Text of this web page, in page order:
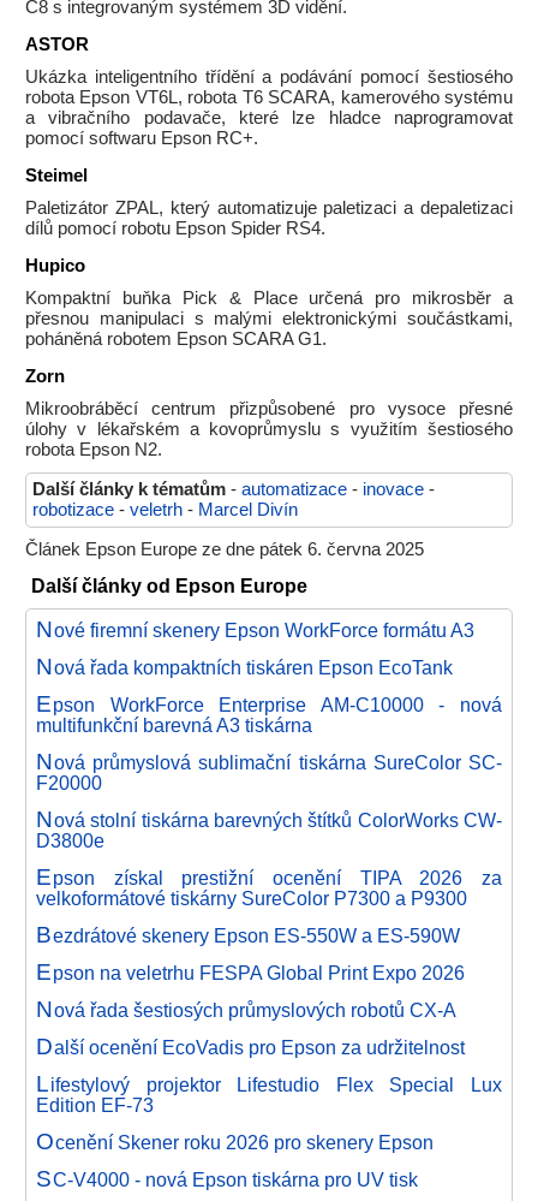
C8 s integrovaným systémem 3D vidění.
ASTOR
Ukázka inteligentního třídění a podávání pomocí šestiosého
robota Epson VT6L, robota T6 SCARA, kamerového systému
a vibračního podavače, které lze hladce naprogramovat
pomocí softwaru Epson RC+.
Steimel
Paletizátor ZPAL, který automatizuje paletizaci a depaletizaci
dílů pomocí robotu Epson Spider RS4.
Hupico
Kompaktní buňka Pick & Place určená pro mikrosběr a
přesnou manipulaci s malými elektronickými součástkami,
poháněná robotem Epson SCARA G1.
Zorn
Mikroobráběcí centrum přizpůsobené pro vysoce přesné
úlohy v lékařském a kovoprůmyslu s využitím šestiosého
robota Epson N2.
Další články k tématům - automatizace - inovace -
robotizace - veletrh - Marcel Divín
Článek Epson Europe ze dne pátek 6. června 2025
Další články od Epson Europe
Nové firemní skenery Epson WorkForce formátu A3
Nová řada kompaktních tiskáren Epson EcoTank
Epson WorkForce Enterprise AM-C10000 - nová
multifunkční barevná A3 tiskárna
Nová průmyslová sublimační tiskárna SureColor SC-
F20000
Nová stolní tiskárna barevných štítků ColorWorks CW-
D3800e
Epson získal prestižní ocenění TIPA 2026 za
velkoformátové tiskárny SureColor P7300 a P9300
Bezdrátové skenery Epson ES-550W a ES-590W
Epson na veletrhu FESPA Global Print Expo 2026
Nová řada šestiosých průmyslových robotů CX-A
Další ocenění EcoVadis pro Epson za udržitelnost
Lifestylový projektor Lifestudio Flex Special Lux
Edition EF-73
Ocenění Skener roku 2026 pro skenery Epson
SC-V4000 - nová Epson tiskárna pro UV tisk